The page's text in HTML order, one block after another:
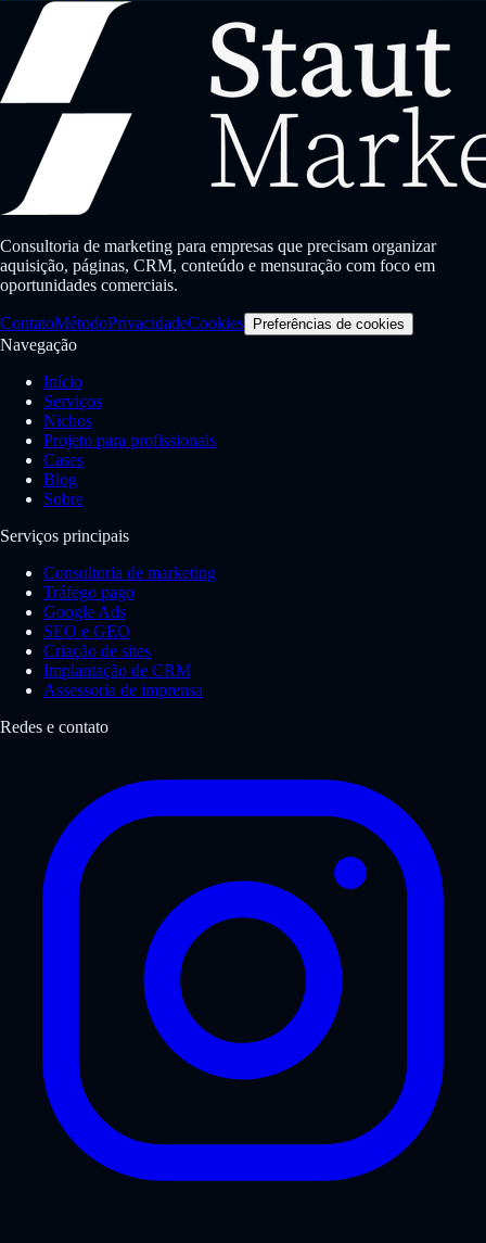
Consultoria de marketing para empresas que precisam organizar
aquisição, páginas, CRM, conteúdo e mensuração com foco em
oportunidades comerciais.
ContatoMétodoPrivacidadeCookies Preferências de cookies
Navegação
Início
Serviços
Nichos
Projeto para profissionais
Cases
Blog
Sobre
Serviços principais
Consultoria de marketing
Tráfego pago
Google Ads
SEO e GEO
Criação de sites
Implantação de CRM
Assessoria de imprensa
Redes e contato